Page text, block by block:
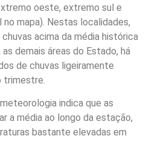
oeste, extremo sul e
mapa). Nestas localidades,
acima da média histórica
demais áreas do Estado, há
de chuvas ligeiramente
trimestre.
indica que as
a média ao longo da estação,
bastante elevadas em